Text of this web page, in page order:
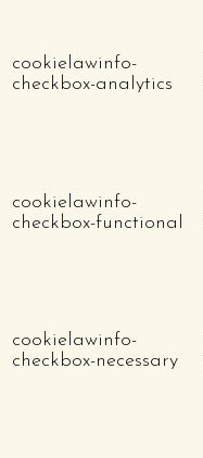
cookielawinfo-
checkbox-analytics
cookielawinfo-
checkbox-functional
cookielawinfo-
checkbox-necessary